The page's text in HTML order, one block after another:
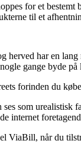
for et
til et
har en
gange byde på
forinden du
som
internet
ViaBill, når du